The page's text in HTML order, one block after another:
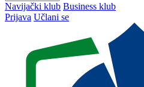
Navijački klub Business klub
Prijava Učlani se